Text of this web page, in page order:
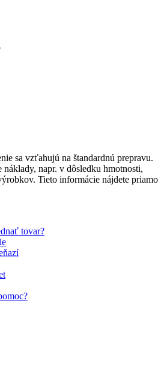
sa vzťahujú na štandardnú prepravu.
napr. v dôsledku hmotnosti,
Tieto informácie nájdete priamo
tovar?